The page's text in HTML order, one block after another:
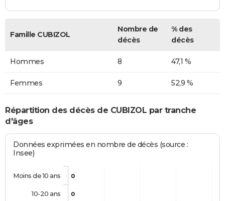
Famille CUBIZOL
Nombre de
décès
% des
décès
Hommes 8 47,1 %
Femmes 9 52,9 %
Répartition des décès de CUBIZOL par tranche
d'âges
Données exprimées en nombre de décès (source :
Insee)
0
0
Moins de 10 ans
10-20 ans